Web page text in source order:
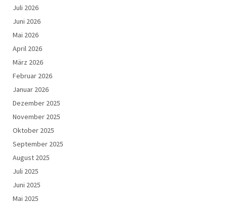
Juli 2026
Juni 2026
Mai 2026
April 2026
März 2026
Februar 2026
Januar 2026
Dezember 2025
November 2025
Oktober 2025
September 2025
August 2025
Juli 2025
Juni 2025
Mai 2025